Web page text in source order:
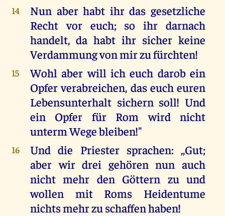
14
Nun aber habt ihr das gesetzliche
Recht vor euch; so ihr darnach
handelt, da habt ihr sicher keine
Verdammung von mir zu fürchten!
15
Wohl aber will ich euch darob ein
Opfer verabreichen, das euch euren
Lebensunterhalt sichern soll! Und
ein Opfer für Rom wird nicht
unterm Wege bleiben!"
16
Und die Priester sprachen: ,,Gut;
aber wir drei gehören nun auch
nicht mehr den Göttern zu und
wollen mit Roms Heidentume
nichts mehr zu schaffen haben!